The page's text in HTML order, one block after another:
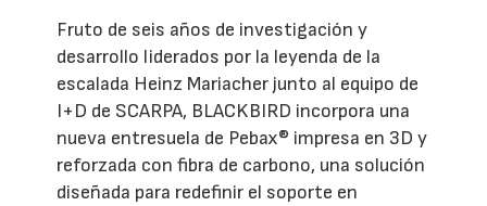
Fruto de seis años de investigación y
desarrollo liderados por la leyenda de la
escalada Heinz Mariacher junto al equipo de
I+D de SCARPA, BLACKBIRD incorpora una
nueva entresuela de Pebax® impresa en 3D y
reforzada con fibra de carbono, una solución
diseñada para redefinir el soporte en